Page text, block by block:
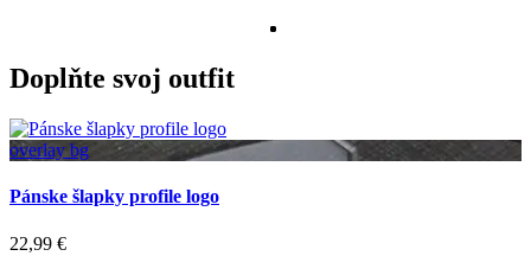
Doplňte svoj outfit
overlay bg
Pánske šlapky profile logo
22,99 €